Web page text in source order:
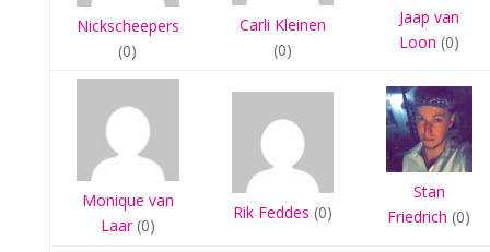
Nickscheepers
(0)
Carli Kleinen
(0)
Jaap van
Loon (0)
Monique van
Laar(0)
Rik Feddes (0)
Stan
Friedrich (0)